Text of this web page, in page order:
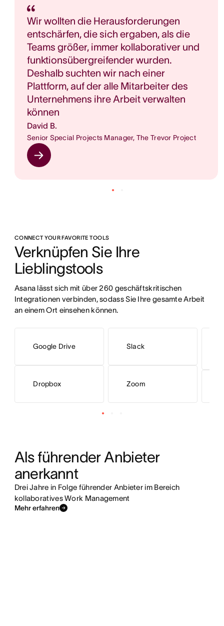
Wir wollten die Herausforderungen
entschärfen, die sich ergaben, als die
Teams größer, immer kollaborativer und
funktionsübergreifender wurden.
Deshalb suchten wir nach einer
Plattform, auf der alle Mitarbeiter des
Unternehmens ihre Arbeit verwalten
können
David B.
Senior Special Projects Manager, The Trevor Project
CONNECT YOUR FAVORITE TOOLS
Verknüpfen Sie Ihre
Lieblingstools
Asana lässt sich mit über 260 geschäftskritischen
Integrationen verbinden, sodass Sie Ihre gesamte Arbeit
an einem Ort einsehen können.
Google Drive
Dropbox
Slack
Zoom
Als führender Anbieter
anerkannt
Drei Jahre in Folge führender Anbieter im Bereich
kollaboratives Work Management
Mehr erfahren